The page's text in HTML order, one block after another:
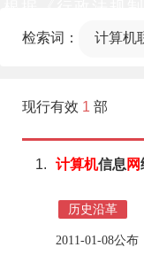
检索词： 计算机
现行有效 1 部
1. 计算机信息 网
历史沿革
2011-01-08公布